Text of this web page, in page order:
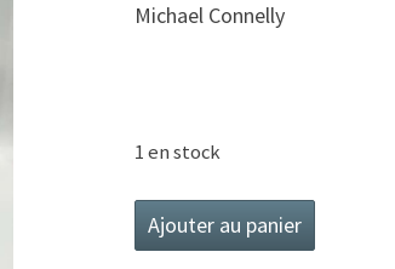
Michael Connelly
1 en stock
quantité
de
Ajouter au panier